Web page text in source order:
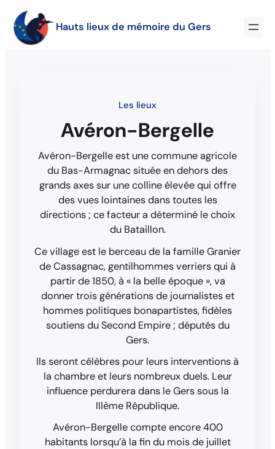
Hauts lieux de mémoire du Gers
Les lieux
Avéron-Bergelle
Avéron-Bergelle est une commune agricole
du Bas-Armagnac située en dehors des
grands axes sur une colline élevée qui offre
des vues lointaines dans toutes les
directions ; ce facteur a déterminé le choix
du Bataillon.
Ce village est le berceau de la famille Granier
de Cassagnac, gentilhommes verriers qui à
partir de 1850, à « la belle époque », va
donner trois générations de journalistes et
hommes politiques bonapartistes, fidèles
soutiens du Second Empire ; députés du
Gers.
Ils seront célèbres pour leurs interventions à
la chambre et leurs nombreux duels. Leur
influence perdurera dans le Gers sous la
IIIème République.
Avéron-Bergelle compte encore 400
habitants lorsqu’à la fin du mois de juillet